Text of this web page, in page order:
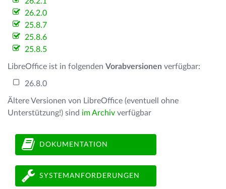
26.2.0
25.8.7
25.8.6
25.8.5
LibreOffice ist in folgenden Vorabversionen verfügbar:
26.8.0
Ältere Versionen von LibreOffice (eventuell ohne
Unterstützung!) sind im Archiv verfügbar
DOKUMENTATION
SYSTEMANFORDERUNGEN